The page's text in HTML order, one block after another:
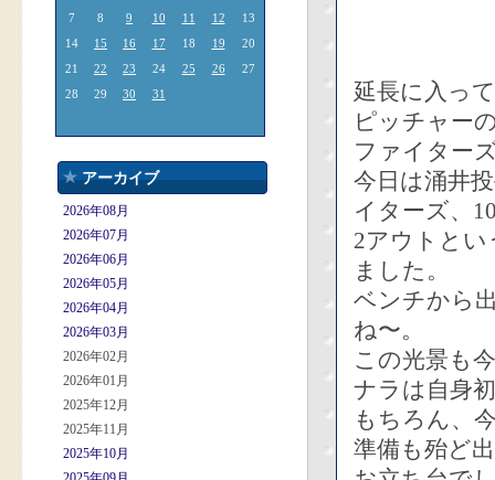
7
8 9 10 11 12
13
14
15 16 17 18 19
20
21
22 23 24 25 26
27
28
29 30 31
アーカイブ
2026年08月
2026年07月
2026年06月
2026年05月
2026年04月
2026年03月
2026年02月
2026年01月
2025年12月
2025年11月
2025年10月
延長に入っ
ピッチャー
ファイター
今日は涌井
イターズ、
2アウトと
ました。
ベンチから
ね〜。
この光景も
ナラは自身
もちろん、
準備も殆ど